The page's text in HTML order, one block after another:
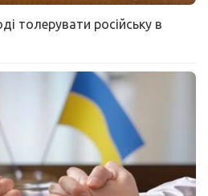
толерувати російську в